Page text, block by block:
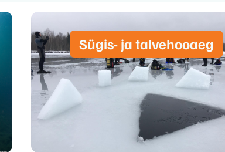
Sügis- ja talvehooaeg